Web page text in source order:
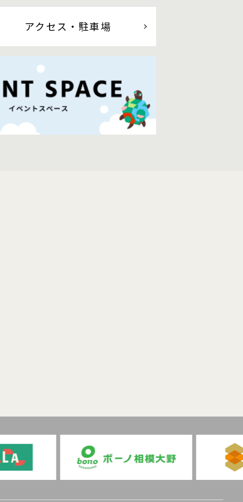
アクセス ・駐車場